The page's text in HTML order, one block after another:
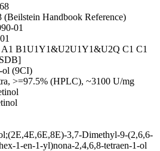
(Beilstein Handbook Reference)
01
B1U1Y1&U2U1Y1&U2Q C1 C1
ol (9CI)
>=97.5% (HPLC), ~3100 U/mg
3,7-Dimethyl-9-(2,6,6-
1-en-1-yl)nona-2,4,6,8-tetraen-1-ol